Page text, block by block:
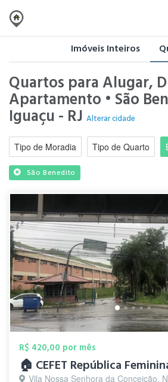
Imóveis Inteiros
Quartos para Alugar,
Apartamento • São
Iguaçu - RJ Alterar cidade
Tipo de Moradia Tipo de Quarto
São Benedito
R$ 420,00 por mês
🏠 CEFET República
Vila Nossa Senhora da Conceição,